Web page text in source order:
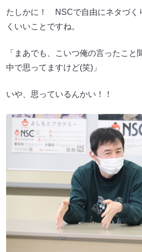
たしかに！ NSCで自由にネタづく
くいいことですね。
「まあでも、こいつ俺の言ったこと
中で思ってますけど(笑)」
いや、思っているんかい！！